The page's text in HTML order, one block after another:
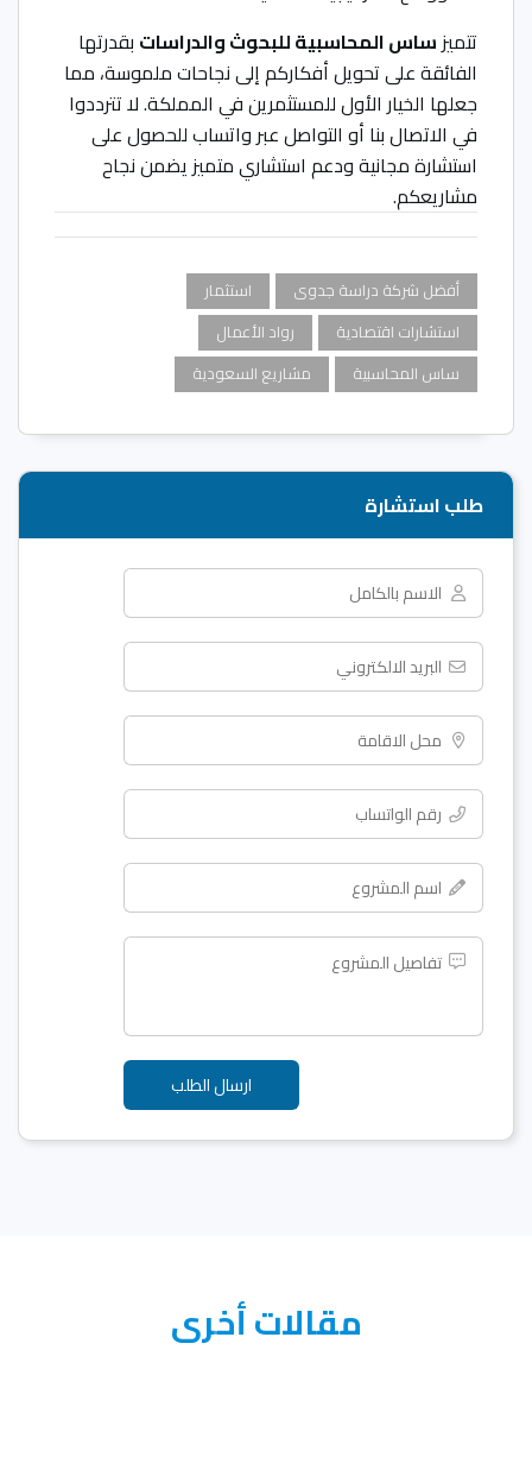
تتميز ساس المحاسبية للبحوث والدراساتبقدرتها
الفائقة على تحويل أفكاركم إلى نجاحات ملموسة، مما
جعلها الخيار الأول للمستثمرين في المملكة. لا تترددوا
في الاتصال بنا أو التواصل عبر واتساب للحصول على
استشارة مجانية ودعم استشاري متميز يضمن نجاح
مشاريعكم.
أفضل شركة دراسة جدوى
استثمار
استشارات اقتصادية
رواد الأعمال
ساس المحاسبية
مشاريع السعودية
طلب استشارة
مقالات أخرى